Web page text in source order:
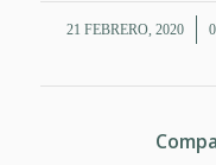
21 FEBRERO, 2020
/